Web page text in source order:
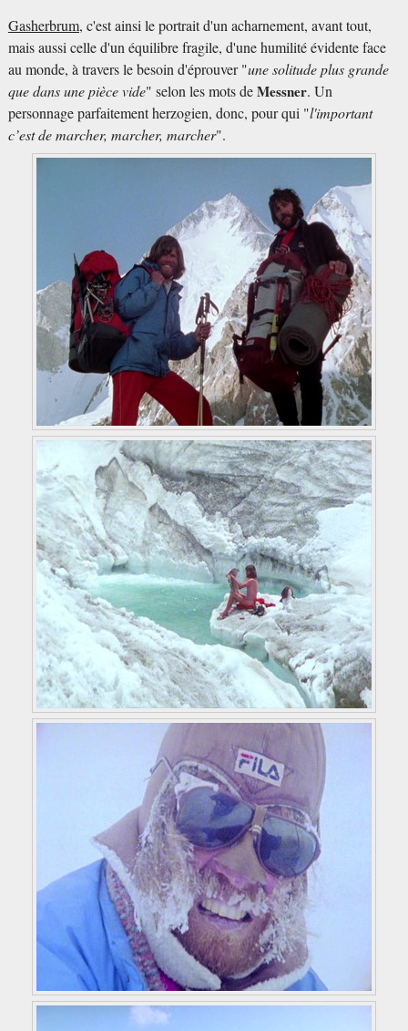
Gasherbrum, c'est ainsi le portrait d'un acharnement, avant tout,
mais aussi celle d'un équilibre fragile, d'une humilité évidente face
au monde, à travers le besoin d'éprouver "une solitude plus grande
que dans une pièce vide" selon les mots deMessner. Un
personnage parfaitement herzogien, donc, pour qui "l'important
c’est de marcher, marcher, marcher".